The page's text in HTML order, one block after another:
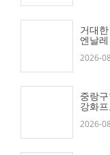
거대
엔날
2026-
중랑
강화
2026-